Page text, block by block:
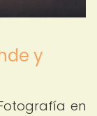
y
en